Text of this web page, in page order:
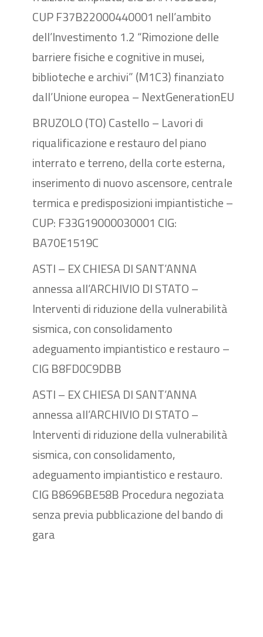
CUP F37B22000440001 nell’ambito
dell’Investimento 1.2 “Rimozione delle
barriere fisiche e cognitive in musei,
biblioteche e archivi” (M1C3) finanziato
dall’Unione europea – NextGenerationEU
BRUZOLO (TO) Castello – Lavori di
riqualificazione e restauro del piano
interrato e terreno, della corte esterna,
inserimento di nuovo ascensore, centrale
termica e predisposizioni impiantistiche –
CUP: F33G19000030001 CIG:
BA70E1519C
ASTI – EX CHIESA DI SANT’ANNA
annessa all’ARCHIVIO DI STATO –
Interventi di riduzione della vulnerabilità
sismica, con consolidamento
adeguamento impiantistico e restauro –
CIG B8FD0C9DBB
ASTI – EX CHIESA DI SANT’ANNA
annessa all’ARCHIVIO DI STATO –
Interventi di riduzione della vulnerabilità
sismica, con consolidamento,
adeguamento impiantistico e restauro.
CIG B8696BE58B Procedura negoziata
senza previa pubblicazione del bando di
gara